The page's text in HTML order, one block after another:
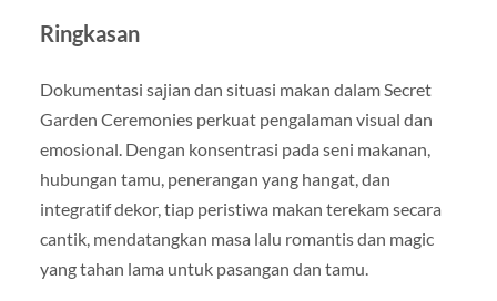
Ringkasan
Dokumentasi sajian dan situasi makan dalam Secret
Garden Ceremonies perkuat pengalaman visual dan
emosional. Dengan konsentrasi pada seni makanan,
hubungan tamu, penerangan yang hangat, dan
integratif dekor, tiap peristiwa makan terekam secara
cantik, mendatangkan masa lalu romantis dan magic
yang tahan lama untuk pasangan dan tamu.